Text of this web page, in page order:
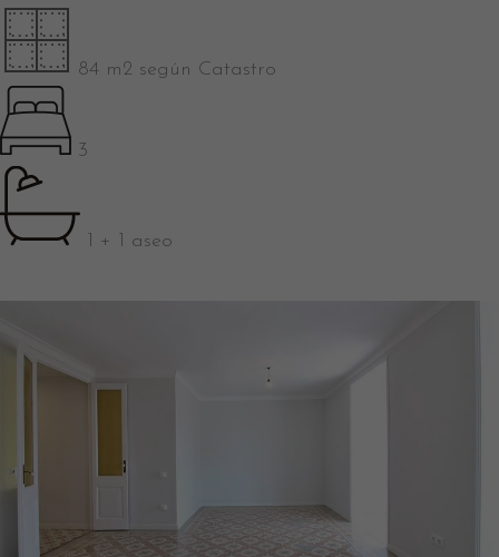
84 m2 según Catastro
3
1 + 1 aseo